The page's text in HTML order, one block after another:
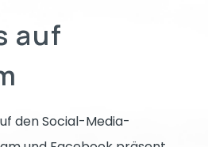
auf
den Social-Media-